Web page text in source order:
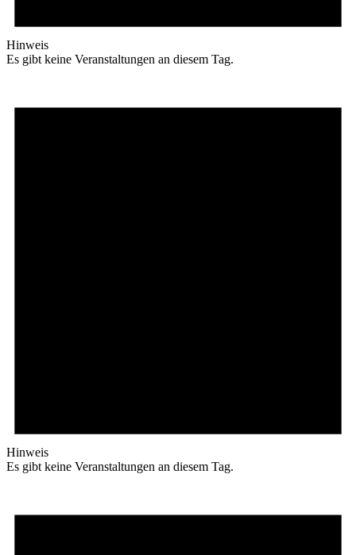
Hinweis
Es gibt keine Veranstaltungen an diesem Tag.
Hinweis
Es gibt keine Veranstaltungen an diesem Tag.